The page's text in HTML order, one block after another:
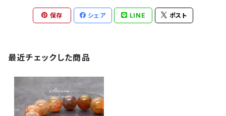
保存 シェア LINE ポスト
最近チェックした商品